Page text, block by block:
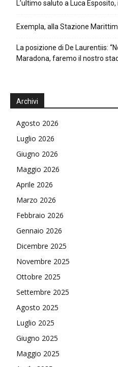
L’ultimo saluto a Luca
Exempla, alla Stazione
La posizione di De Laurentiis:
Maradona, faremo il nostro
Archivi
Agosto 2026
Luglio 2026
Giugno 2026
Maggio 2026
Aprile 2026
Marzo 2026
Febbraio 2026
Gennaio 2026
Dicembre 2025
Novembre 2025
Ottobre 2025
Settembre 2025
Agosto 2025
Luglio 2025
Giugno 2025
Maggio 2025